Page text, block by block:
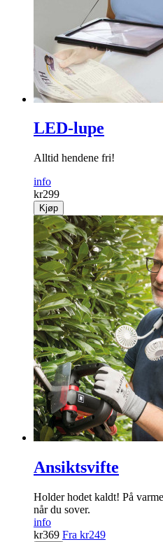
LED-lupe
Alltid hendene fri!
info
kr299
Kjøp
Ansiktsvifte
Holder hodet kaldt! På
når du sover.
info
kr369 Fra kr249